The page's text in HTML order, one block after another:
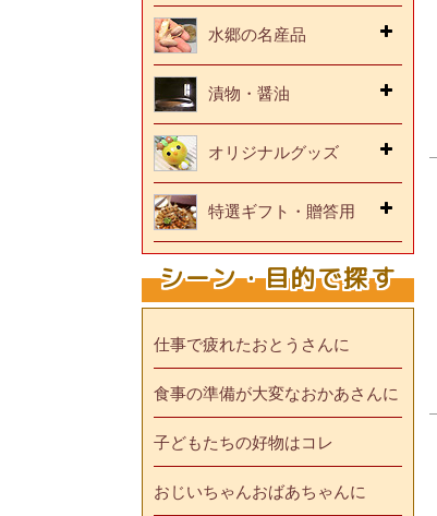
水郷の名産品
漬物・醤油
オリジナルグッズ
特選ギフト・贈答用
シーン・目的で探す
仕事で疲れたおとうさんに
食事の準備が大変なおかあさんに
子どもたちの好物はコレ
おじいちゃんおばあちゃんに